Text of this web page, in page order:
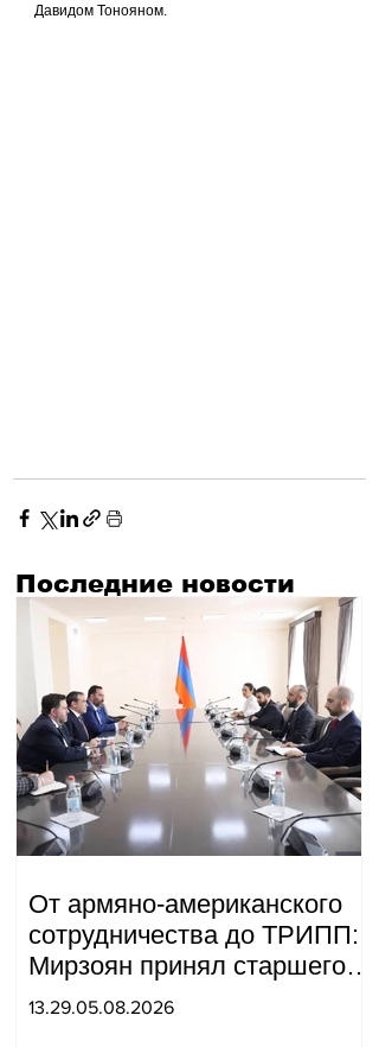
Давидом Тонояном.
Последние новости
От армяно-американского
сотрудничества до ТРИПП:
Мирзоян принял старшего
советника специального
13.29.05.08.2026